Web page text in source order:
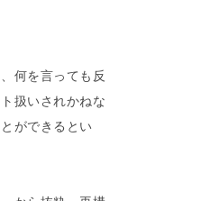
何を言っても反
扱いされかねな
ができるとい